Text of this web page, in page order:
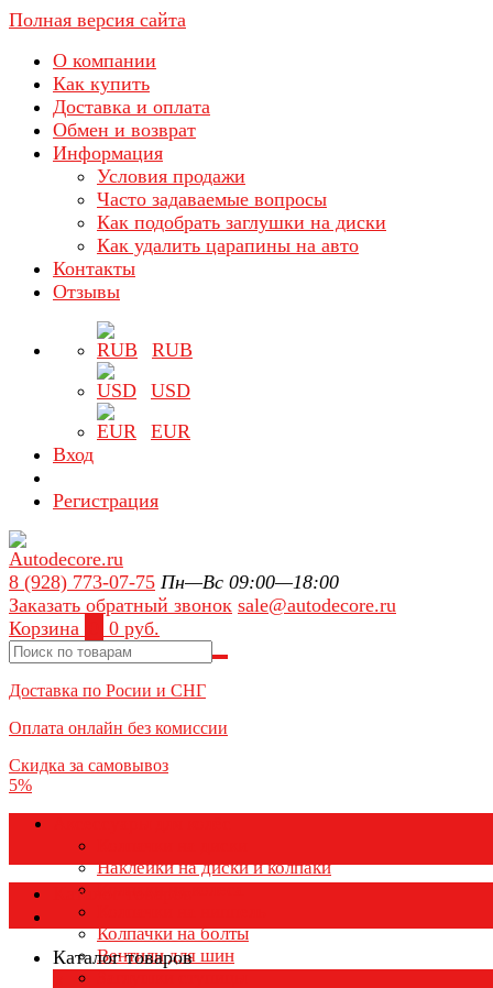
Полная версия сайта
О компании
Как купить
Доставка и оплата
Обмен и возврат
Информация
Условия продажи
Часто задаваемые вопросы
Как подобрать заглушки на диски
Как удалить царапины на авто
Контакты
Отзывы
RUB
USD
EUR
Вход
Регистрация
8 (928) 773-07-75 Пн—Вс 09:00—18:00
Заказать обратный звонок sale@autodecore.ru
Корзина
0 руб.
Доставка по Росии и СНГ
Оплата онлайн без комиссии
Скидка за самовывоз
5%
Наклейки на диски и колпаки
Колпаки на колеса
Колпачки на болты
Вентили для шин
Каталог товаров
Каталог товаров